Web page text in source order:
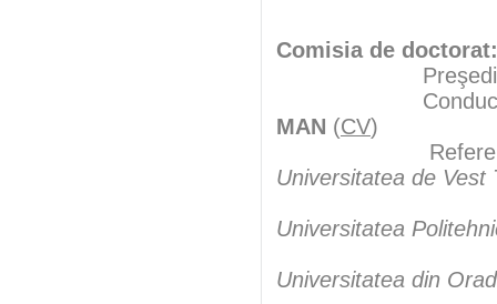
Comisia de doctorat:
Conducător
MAN (CV)
Universitatea de Vest
Universitatea
Universitatea din